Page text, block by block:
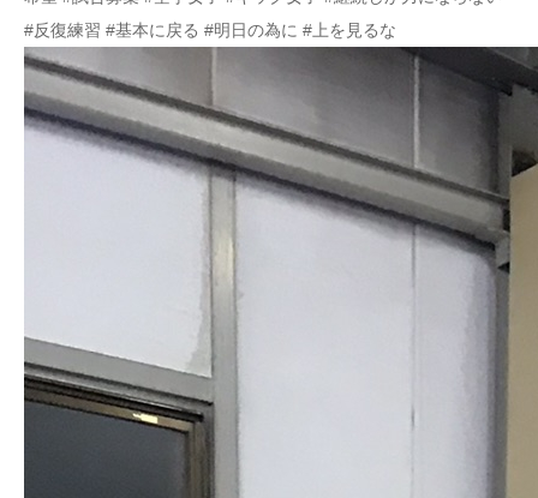
#反復練習 #基本に戻る #明日の為に #上を見るな